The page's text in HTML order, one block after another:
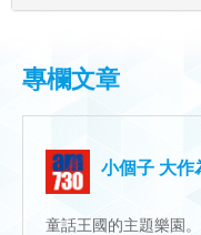
專欄文章
小個子 大作
童話王國的主題樂園